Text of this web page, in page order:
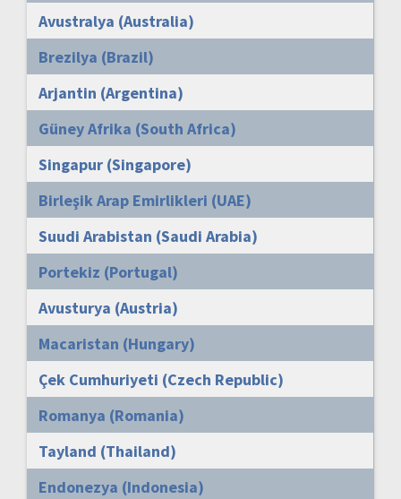
Avustralya (Australia)
Brezilya (Brazil)
Arjantin (Argentina)
Güney Afrika (South Africa)
Singapur (Singapore)
Birleşik Arap Emirlikleri (UAE)
Suudi Arabistan (Saudi Arabia)
Portekiz (Portugal)
Avusturya (Austria)
Macaristan (Hungary)
Çek Cumhuriyeti (Czech Republic)
Romanya (Romania)
Tayland (Thailand)
Endonezya (Indonesia)